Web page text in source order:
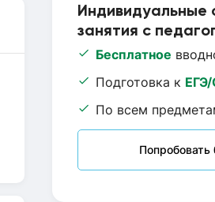
Индивидуальные
занятия с
Бесплатное
Подготовка к
По всем
Попробовать